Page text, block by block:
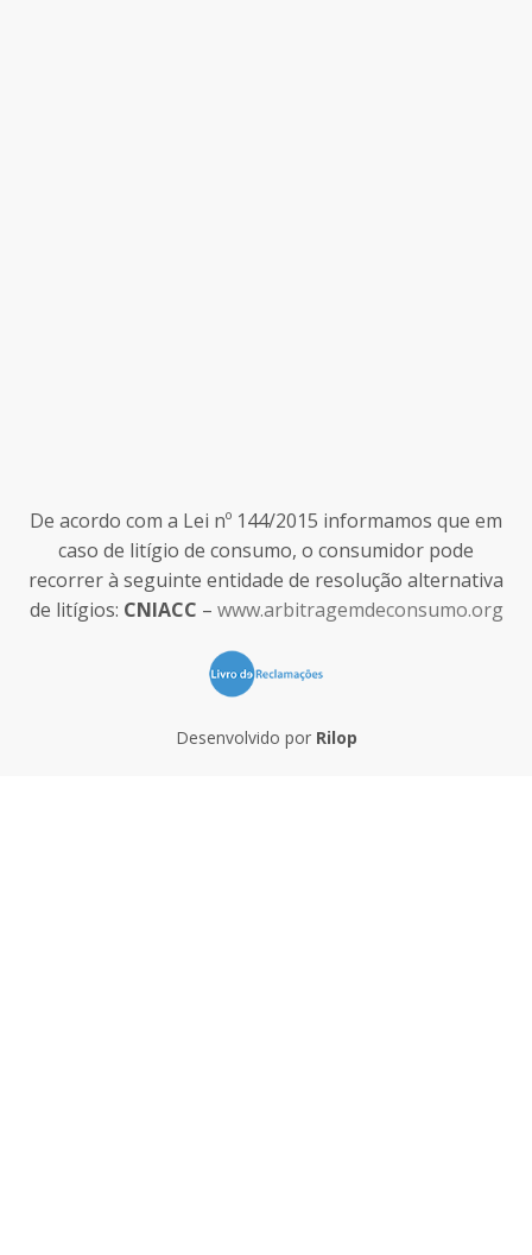
De acordo com a Lei nº 144/2015 informamos que em
caso de litígio de consumo, o consumidor pode
recorrer à seguinte entidade de resolução alternativa
de litígios: CNIACC – www.arbitragemdeconsumo.org
Desenvolvido por Rilop